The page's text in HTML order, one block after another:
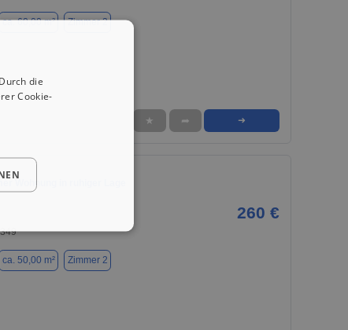
ca. 60,00 m² Zimmer 2
★ ➦ ➜
Wohnung in ruhiger Lage
260 €
ca. 50,00 m² Zimmer 2
die
Cookie-